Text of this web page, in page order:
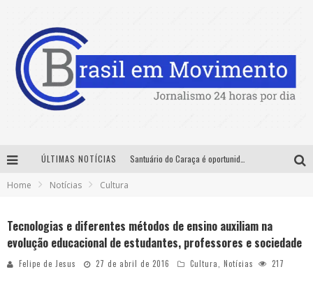
ÚLTIMAS NOTÍCIAS
No Pelo 360° chega a Belo Horizonte com Hugo & Guilherme, João Bosco & Vinícius, Rafa & Junior e Deu Samba
Home Notícias Cultura
Tecnologias e diferentes métodos de ensino auxiliam na
evolução educacional de estudantes, professores e sociedade
Felipe de Jesus 27 de abril de 2016 Cultura Notícias 217